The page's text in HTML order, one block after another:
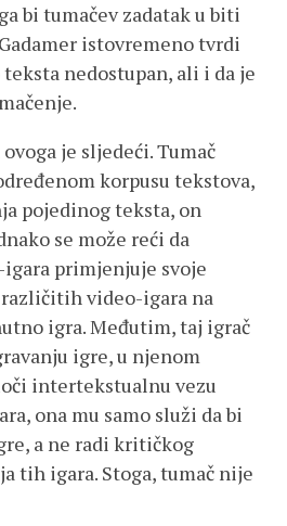
bi tumačev zadatak u biti
istovremeno tvrdi
nedostupan, ali i da je
je sljedeći. Tumač
korpusu tekstova,
pojedinog teksta, on
se može reći da
primjenjuje svoje
video-igara na
igra. Međutim, taj igrač
igre, u njenom
intertekstualnu vezu
ona mu samo služi da bi
a ne radi kritičkog
tih igara. Stoga, tumač nije